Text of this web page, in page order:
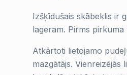
Izšķīdušais skābeklis ir
lageram. Pirms
Atkārtoti lietojamo
mazgātājs. Vienreizējās